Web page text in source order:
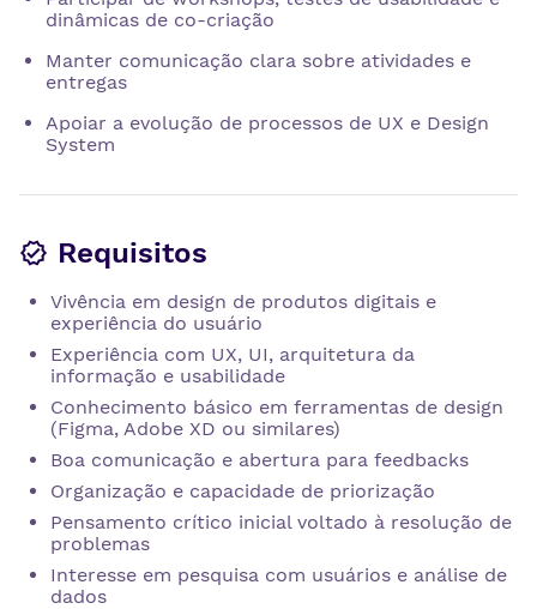
dinâmicas de co-criação
Manter comunicação clara sobre atividades e
entregas
Apoiar a evolução de processos de UX e Design
System
Requisitos
Vivência em design de produtos digitais e
experiência do usuário
Experiência com UX, UI, arquitetura da
informação e usabilidade
Conhecimento básico em ferramentas de design
(Figma, Adobe XD ou similares)
Boa comunicação e abertura para feedbacks
Organização e capacidade de priorização
Pensamento crítico inicial voltado à resolução de
problemas
Interesse em pesquisa com usuários e análise de
dados